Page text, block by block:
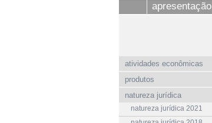
apresentação
atividades econômicas
produtos
natureza jurídica
natureza jurídica 2021